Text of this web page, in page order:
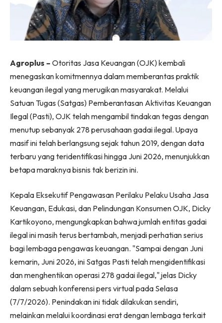
Agroplus – Otoritas Jasa Keuangan (OJK) kembali
menegaskan komitmennya dalam memberantas praktik
keuangan ilegal yang merugikan masyarakat. Melalui
Satuan Tugas (Satgas) Pemberantasan Aktivitas Keuangan
Ilegal (Pasti), OJK telah mengambil tindakan tegas dengan
menutup sebanyak 278 perusahaan gadai ilegal. Upaya
masif ini telah berlangsung sejak tahun 2019, dengan data
terbaru yang teridentifikasi hingga Juni 2026, menunjukkan
betapa maraknya bisnis tak berizin ini.
Kepala Eksekutif Pengawasan Perilaku Pelaku Usaha Jasa
Keuangan, Edukasi, dan Pelindungan Konsumen OJK, Dicky
Kartikoyono, mengungkapkan bahwa jumlah entitas gadai
ilegal ini masih terus bertambah, menjadi perhatian serius
bagi lembaga pengawas keuangan. "Sampai dengan Juni
kemarin, Juni 2026, ini Satgas Pasti telah mengidentifikasi
dan menghentikan operasi 278 gadai ilegal," jelas Dicky
dalam sebuah konferensi pers virtual pada Selasa
(7/7/2026). Penindakan ini tidak dilakukan sendiri,
melainkan melalui koordinasi erat dengan lembaga terkait